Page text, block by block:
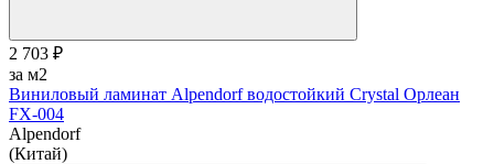
2 703 ₽
за м2
Виниловый ламинат Alpendorf водостойкий Crystal Орлеан
FX-004
Alpendorf
(Китай)